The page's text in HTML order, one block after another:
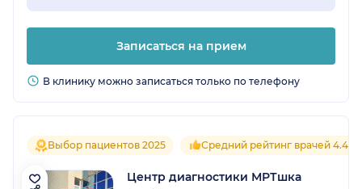
Записаться на прием
В клинику можно записаться только по телефону
Выбор пациентов 2025 Средний рейтинг врачей 4.4
Центр диагностики МРТшка